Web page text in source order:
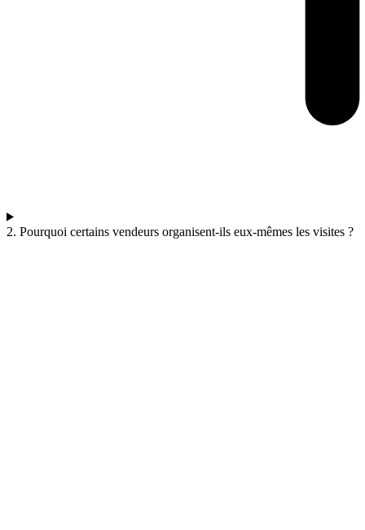
2. Pourquoi certains vendeurs organisent-ils eux-mêmes les visites ?